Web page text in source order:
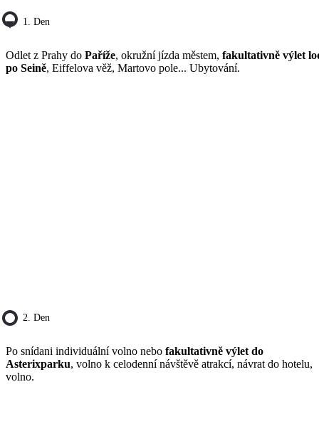
1. Den
Odlet z Prahy do Paříže, okružní jízda městem, fakultativně výlet
po Seině, Eiffelova věž, Martovo pole... Ubytování.
2. Den
Po snídani individuální volno nebo fakultativně výlet do
Asterixparku, volno k celodenní návštěvě atrakcí, návrat do hotelu,
volno.